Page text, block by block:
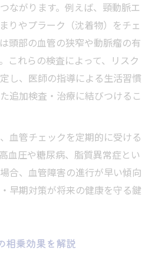
声から見る脳ドックの実態
ながります。例えば、頸動脈エ
りやプラーク（沈着物）をチェ
頭部の血管の狭窄や動脈瘤の有
これらの検査によって、リスク
し、医師の指導による生活習慣
追加検査・治療に結びつけるこ
血管チェックを定期的に受ける
血圧や糖尿病、脂質異常症とい
合、血管障害の進行が早い傾向
早期対策が将来の健康を守る鍵
相乗効果を解説